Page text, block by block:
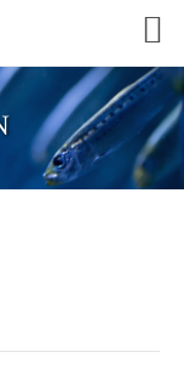
